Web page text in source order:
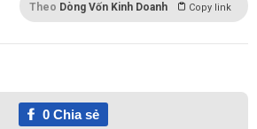
Theo Dòng Vốn Kinh Doanh Copy link
0Chia sẻ